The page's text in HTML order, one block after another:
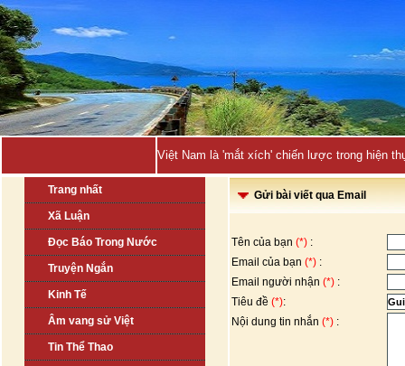
Việt Nam là 'mắt xích' chiến lược trong hiện
Trang nhất
Xã Luận
Đọc Báo Trong Nước
Truyện Ngắn
Kinh Tế
Âm vang sử Việt
Tin Thể Thao
Gửi bài viết qua Email
Tên của bạn (*) :
Email của bạn (*) :
Email người nhận (*) :
Tiêu đề (*):
Nội dung tin nhắn (*) :